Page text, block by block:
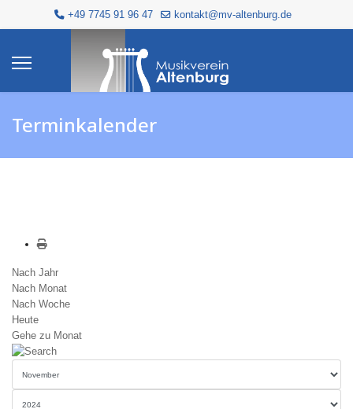
+49 7745 91 96 47 kontakt@mv-altenburg.de
Terminkalender
Nach Jahr
Nach Monat
Nach Woche
Heute
Gehe zu Monat